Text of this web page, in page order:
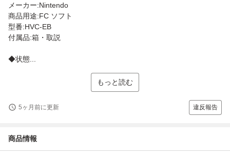
メーカー:Nintendo
商品用途:FC ソフト
型番:HVC-EB
付属品:箱・取説
◆状態...
もっと読む
5ヶ月前に更新 違反報告
商品情報